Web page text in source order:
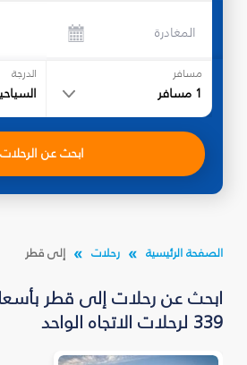
المغادرة
مسافر
1 مسافر
الدرجة
ابحث عن الرحلات
الصفحة الرئيسية رحلات إلى قطر
339 لرحلات الاتجاه الواحد